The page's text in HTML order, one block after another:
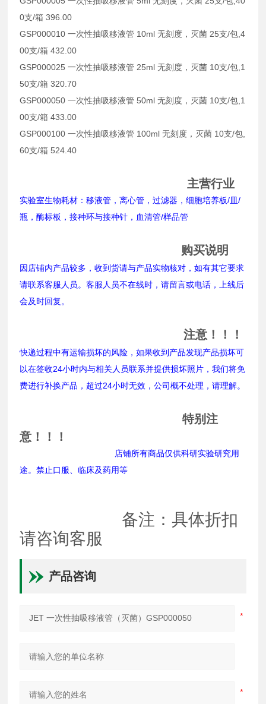
0支/箱 396.00
GSP000010 一次性抽吸移液管 10ml 无刻度，灭菌 25支/包,4
00支/箱 432.00
GSP000025 一次性抽吸移液管 25ml 无刻度，灭菌 10支/包,1
50支/箱 320.70
GSP000050 一次性抽吸移液管 50ml 无刻度，灭菌 10支/包,1
00支/箱 433.00
GSP000100 一次性抽吸移液管 100ml 无刻度，灭菌 10支/包,
60支/箱 524.40
主营行业
实验室生物耗材：移液管，离心管，过滤器，细胞培养板/皿/
瓶，酶标板，接种环与接种针，血清管/样品管
购买说明
因店铺内产品较多，收到货请与产品实物核对，如有其它要求
请联系客服人员。客服人员不在线时，请留言或电话，上线后
会及时回复。
注意！！！
快递过程中有运输损坏的风险，如果收到产品发现产品损坏可
以在签收24小时内与相关人员联系并提供损坏照片，我们将免
费进行补换产品，超过24小时无效，公司概不处理，请理解。
特别注
意！！！
店铺所有商品仅供科研实验研究用
途。禁止口服、临床及药用等
备注：具体折扣
请咨询客服
产品咨询